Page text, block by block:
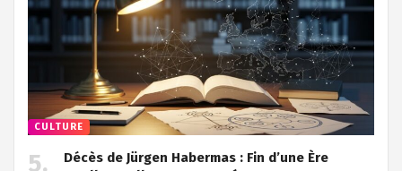
CULTURE
Décès de Jürgen Habermas : Fin d’une Ère